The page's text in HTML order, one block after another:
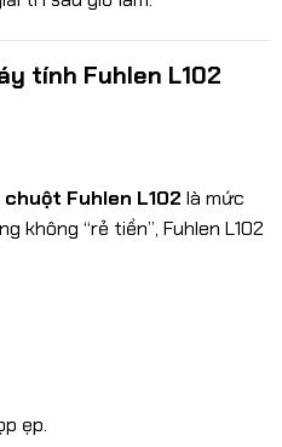
tính Fuhlen L102
chuột Fuhlen L102 là mức
không “rẻ tiền”, Fuhlen L102
ẹp.